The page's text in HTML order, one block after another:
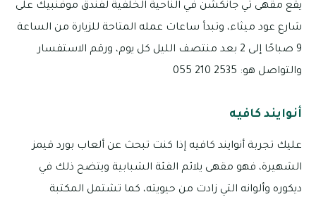
يقع مقهى تي جانكشن في الناحية الخلفية لفندق موفنبيك على
شارع عود ميثاء، وتبدأ ساعات عمله المتاحة للزيارة من الساعة
9 صباحًا إلى 2 بعد منتصف الليل كل يوم، ورقم الاستفسار
والتواصل هو: 2535 210 055
أنوايند كافيه
عليك تجربة أنوايند كافيه إذا كنت تبحث عن ألعاب بورد قيمز
الشهيرة، فهو مقهى يلائم الفئة الشبابية ويتضح ذلك في
ديكوره وألوانه التي زادت من حيويته، كما تشتمل المكتبة